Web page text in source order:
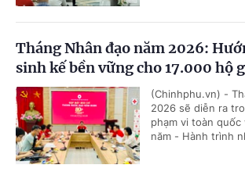
Tháng Nhân đạo năm 2026:
sinh kế bền vững cho 17.000 hộ
(Chinhphu.vn) -
2026 sẽ diễn ra
phạm vi toàn quốc
năm - Hành trình